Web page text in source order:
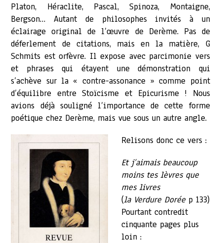
Platon, Héraclite, Pascal, Spinoza, Montaigne,
Bergson… Autant de philosophes invités à un
éclairage original de l’œuvre de Derème. Pas de
déferlement de citations, mais en la matière, G
Schmits est orfèvre. Il expose avec parcimonie vers
et phrases qui étayent une démonstration qui
s’achève sur la « contre-assonance » comme point
d’équilibre entre Stoïcisme et Epicurisme ! Nous
avions déjà souligné l’importance de cette forme
poétique chez Derème, mais vue sous un autre angle.
Relisons donc ce vers :
Et j’aimais beaucoup
moins tes lèvres que
mes livres
(la Verdure Doréep 133)
Pourtant contredit
cinquante pages plus
loin :